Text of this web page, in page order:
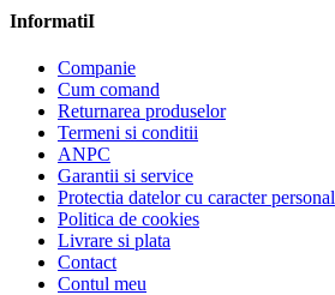
InformatiI
Companie
Cum comand
Returnarea produselor
Termeni si conditii
ANPC
Garantii si service
Protectia datelor cu caracter personal
Politica de cookies
Livrare si plata
Contact
Contul meu